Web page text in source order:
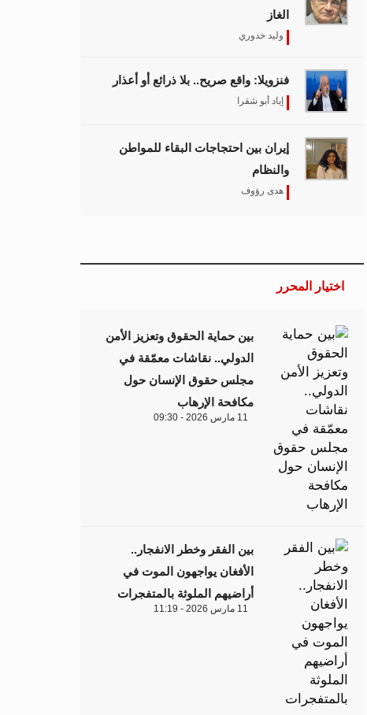
الغاز
وليد خدوري
فنزويلا: واقع صريح.. بلا ذرائع أو أعذار
إياد أبو شقرا
إيران بين احتجاجات البقاء للمواطن
والنظام
هدى رؤوف
اختيار المحرر
بين حماية الحقوق وتعزيز الأمن
الدولي.. نقاشات معمّقة في
مجلس حقوق الإنسان حول
مكافحة الإرهاب
11 مارس 2026 - 09:30
بين الفقر وخطر الانفجار..
الأفغان يواجهون الموت في
أراضيهم الملوثة بالمتفجرات
11 مارس 2026 - 11:19